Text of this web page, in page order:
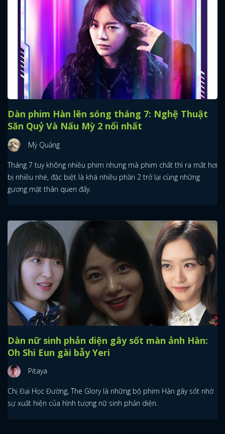
Dàn phim Hàn lên sóng tháng 7: Nghệ Thuật
Săn Quỷ Và Nấu Mỳ 2 nổi nhất
Mỳ Quảng
Tháng 7 tuy không nhiều phim nhưng mà phim chất thì ra mắt hơi
bị nhiều nhé, đặc biệt là khá nhiều phần 2 trở lại cùng những
gương mặt thân quen đấy.
Dàn nữ sinh phản diện gây sốt màn ảnh Hàn:
Oh Shi Eun gài bẫy Yeri
Pitaya
Chị Đại Học Đường, The Glory là những bộ phim Hàn gây sốt nhờ
sự xuất hiện của hình tượng nữ sinh phản diện.